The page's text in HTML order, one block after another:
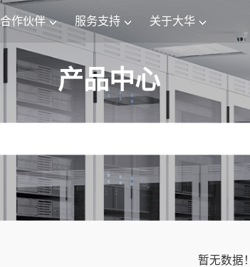
合作伙伴 服务支持 关于大华
产品中心
暂无数据！